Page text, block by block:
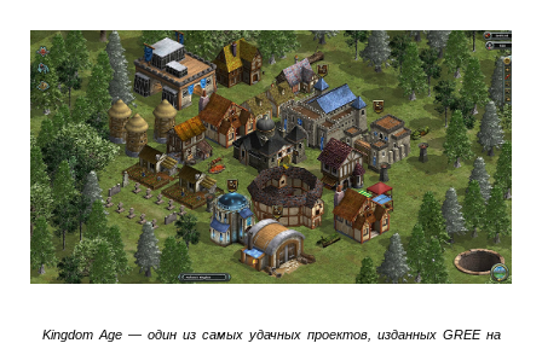
Kingdom Age — один из самых удачных проектов, изданных GREE на